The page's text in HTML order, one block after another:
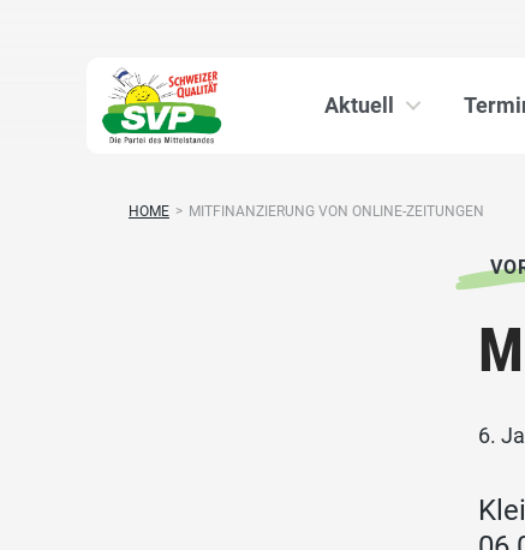
Aktuell
HOME > MITFINANZIERUNG VON ONLINE-ZEITUNGEN
6.